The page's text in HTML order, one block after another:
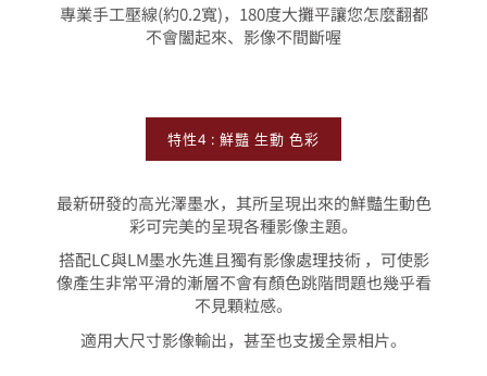
專業手工壓線(約0.2寬)，180度大攤平讓您怎麼翻都
不會闔起來、影像不間斷喔
特性4 : 鮮豔 生動 色彩
最新研發的高光澤墨水，其所呈現出來的鮮豔生動色
彩可完美的呈現各種影像主題。
搭配LC與LM墨水先進且獨有影像處理技術 ，可使影
像產生非常平滑的漸層不會有顏色跳階問題也幾乎看
不見顆粒感。
適用大尺寸影像輸出，甚至也支援全景相片。